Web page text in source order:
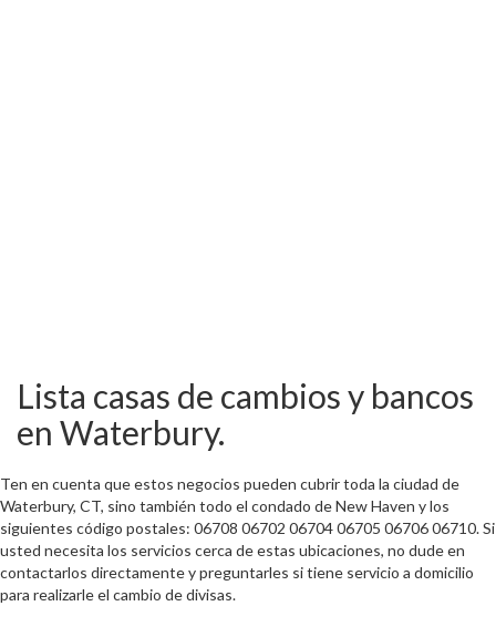
Lista casas de cambios y bancos
en Waterbury.
Ten en cuenta que estos negocios pueden cubrir toda la ciudad de
Waterbury, CT, sino también todo el condado de New Haven y los
siguientes código postales: 06708 06702 06704 06705 06706 06710. Si
usted necesita los servicios cerca de estas ubicaciones, no dude en
contactarlos directamente y preguntarles si tiene servicio a domicilio
para realizarle el cambio de divisas.